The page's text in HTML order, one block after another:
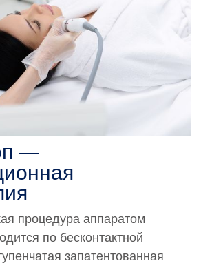
—
процедура аппаратом
по бесконтактной
запатентованная